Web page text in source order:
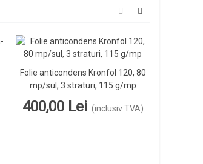
Vezi Detalii
Folie anticondens Kronfol 120, 80
mp/sul, 3 straturi, 115 g/mp
400,00 Lei (inclusiv TVA)